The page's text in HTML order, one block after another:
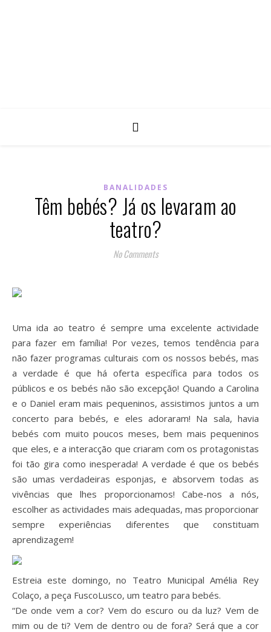
BANALIDADES
Têm bebés? Já os levaram ao
teatro?
No Comments
Uma ida ao teatro é sempre uma excelente actividade
para fazer em família! Por vezes, temos tendência para
não fazer programas culturais com os nossos bebés, mas
a verdade é que há oferta específica para todos os
públicos e os bebés não são excepção! Quando a Carolina
e o Daniel eram mais pequeninos, assistimos juntos a um
concerto para bebés, e eles adoraram! Na sala, havia
bebés com muito poucos meses, bem mais pequeninos
que eles, e a interacção que criaram com os protagonistas
foi tão gira como inesperada! A verdade é que os bebés
são umas verdadeiras esponjas, e absorvem todas as
vivências que lhes proporcionamos! Cabe-nos a nós,
escolher as actividades mais adequadas, mas proporcionar
sempre experiências diferentes que constituam
aprendizagem!
Estreia este domingo, no Teatro Municipal Amélia Rey
Colaço, a peça FuscoLusco, um teatro para bebés.
“De onde vem a cor? Vem do escuro ou da luz? Vem de
mim ou de ti? Vem de dentro ou de fora? Será que a cor